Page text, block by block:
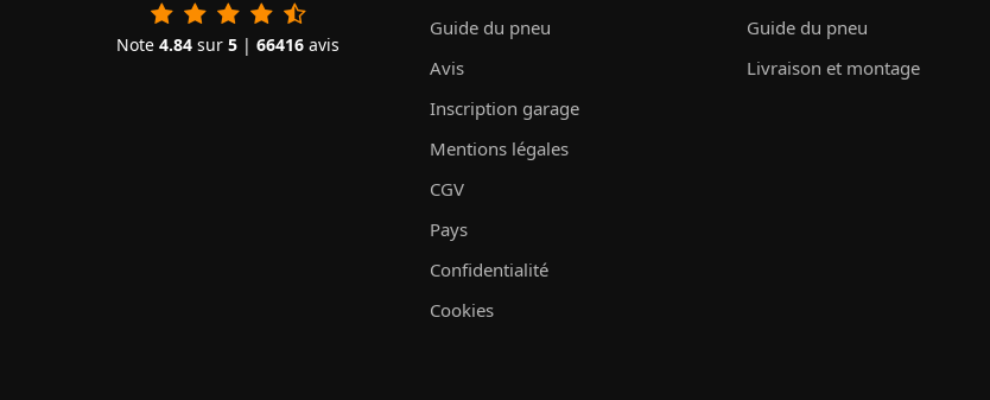
Note 4.84 sur 5 | 66416 avis
Guide du pneu
Avis
Inscription garage
Mentions légales
CGV
Pays
Confidentialité
Cookies
Guide du pneu
Livraison et montage